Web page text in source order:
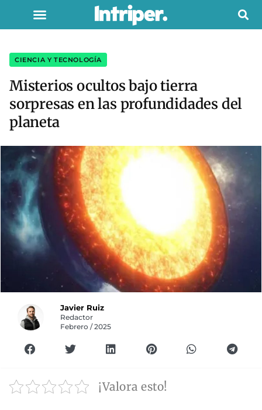
CIENCIA Y TECNOLOGÍA
Misterios ocultos bajo tierra
sorpresas en las profundidades del
planeta
Javier Ruiz
Redactor
Febrero / 2025
¡Valora esto!